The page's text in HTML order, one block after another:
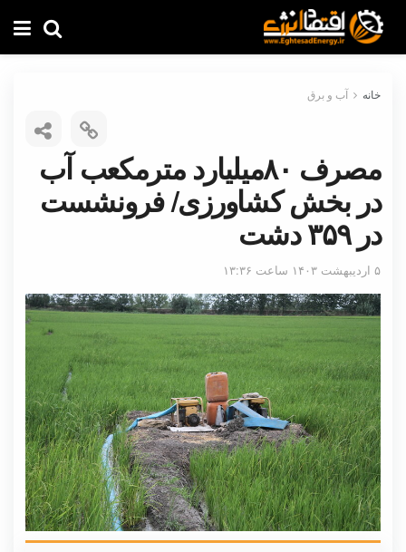
خانه آب و برق
مصرف ۸۰میلیارد مترمکعب آب
در بخش کشاورزی/ فرونشست
در ۳۵۹ دشت
۵ اردیبهشت ۱۴۰۳ ساعت ۱۳:۳۶